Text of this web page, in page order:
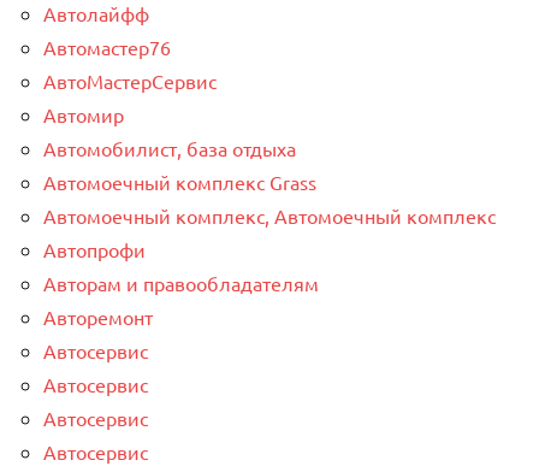
Автолайфф
Автомастер76
АвтоМастерСервис
Автомир
Автомобилист, база отдыха
Автомоечный комплекс Grass
Автомоечный комплекс, Автомоечный комплекс
Автопрофи
Авторам и правообладателям
Авторемонт
Автосервис
Автосервис
Автосервис
Автосервис